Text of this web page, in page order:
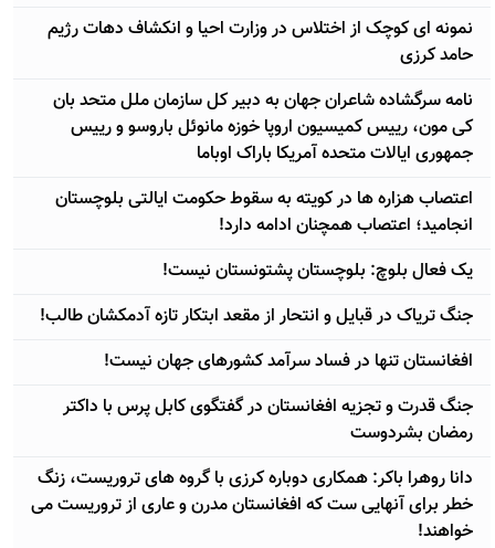
نمونه ای کوچک از اختلاس در وزارت احیا و انکشاف دهات رژيم
حامد کرزی
نامه سرگشاده شاعران جهان به دبیر کل سازمان ملل متحد بان
کی مون، رییس کمیسیون اروپا خوزه مانوئل باروسو و رییس
جمهوری ایالات متحده آمریکا باراک اوباما
اعتصاب هزاره ها در کویته به سقوط حکومت ایالتی بلوچستان
انجامید؛ اعتصاب همچنان ادامه دارد!
یک فعال بلوچ: بلوچستان پشتونستان نیست!
جنگ تریاک در قبایل و انتحار از مقعد ابتکار تازه آدمکشان طالب!
افغانستان تنها در فساد سرآمد کشورهای جهان نیست!
جنگ قدرت و تجزیه افغانستان در گفتگوی کابل پرس با داکتر
رمضان بشردوست
دانا روهرا باکر: همکاری دوباره کرزی با گروه های تروریست، زنگ
خطر برای آنهایی ست که افغانستان مدرن و عاری از تروریست می
خواهند!